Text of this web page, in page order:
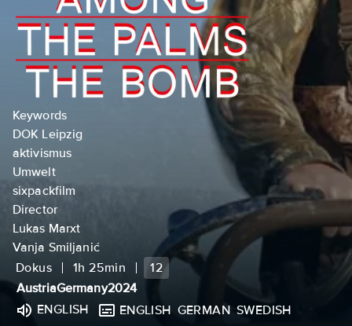
Keywords
DOK Leipzig
aktivismus
Umwelt
sixpackfilm
Director
Lukas Marxt
Vanja Smiljanić
Dokus
1h 25min
12
AustriaGermany2024
ENGLISH
ENGLISH GERMAN SWEDISH